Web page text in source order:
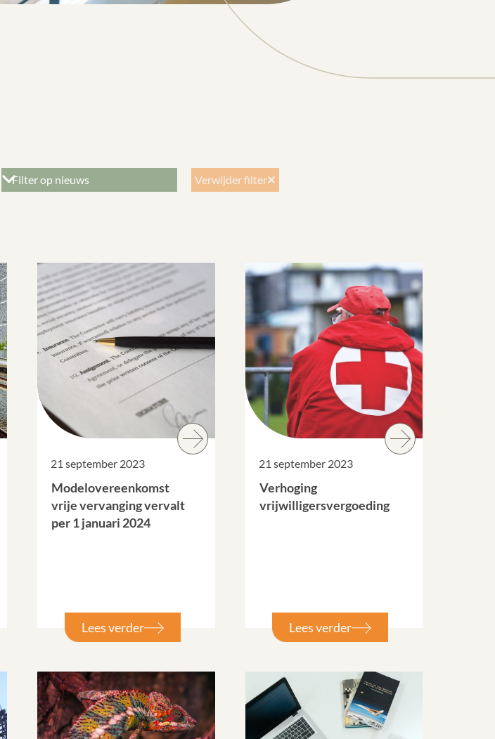
Verwijder filter
21 september 2023
Modelovereenkomst
vrije vervanging vervalt
per 1 januari 2024
Lees verder
21 september 2023
Verhoging
vrijwilligersvergoeding
Lees verder